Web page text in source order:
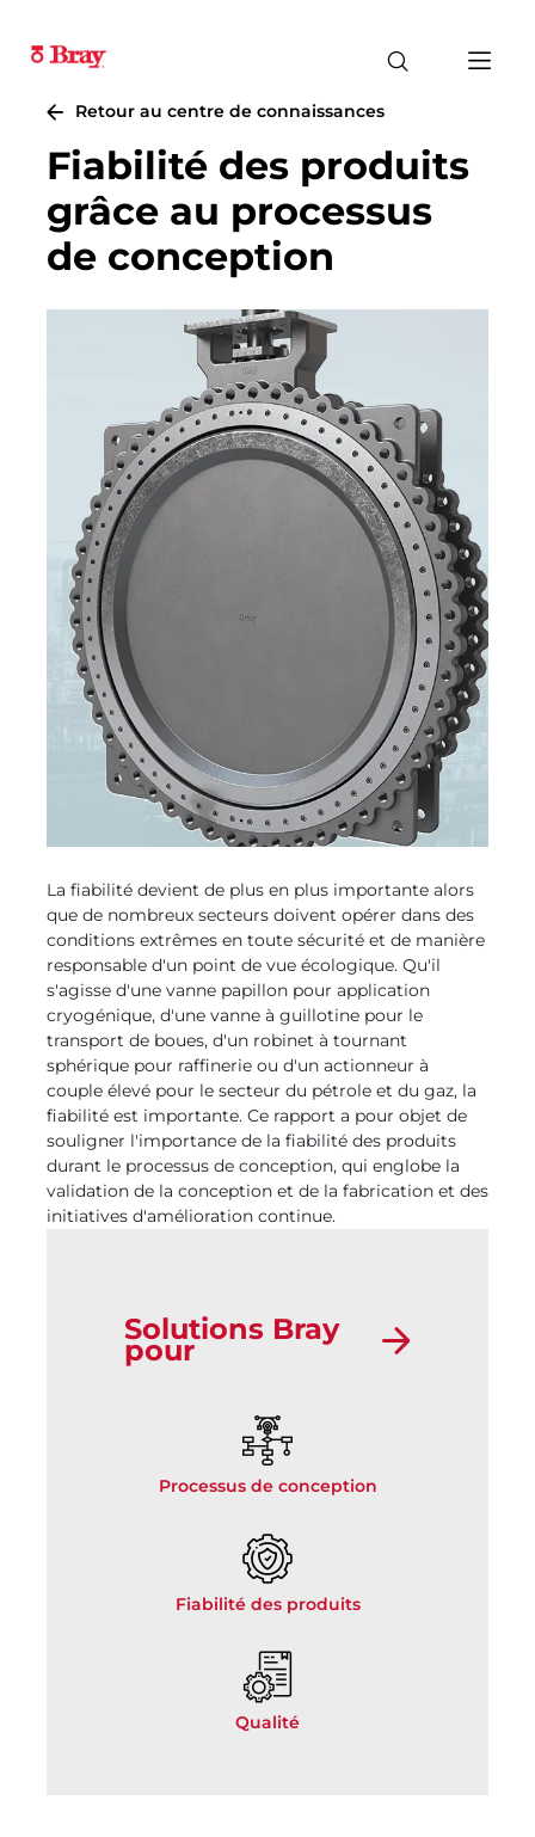
Retour au centre de connaissances
Fiabilité des produits
grâce au processus
de conception
La fiabilité devient de plus en plus importante alors
que de nombreux secteurs doivent opérer dans des
conditions extrêmes en toute sécurité et de manière
responsable d'un point de vue écologique. Qu'il
s'agisse d'une vanne papillon pour application
cryogénique, d'une vanne à guillotine pour le
transport de boues, d'un robinet à tournant
sphérique pour raffinerie ou d'un actionneur à
couple élevé pour le secteur du pétrole et du gaz, la
fiabilité est importante. Ce rapport a pour objet de
souligner l'importance de la fiabilité des produits
durant le processus de conception, qui englobe la
validation de la conception et de la fabrication et des
initiatives d'amélioration continue.
Solutions Bray
pour
Processus de conception
Fiabilité des produits
Qualité